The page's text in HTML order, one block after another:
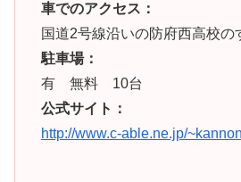
車でのアクセス：
国道2号線沿いの防府西高校の
駐車場：
有 無料 10台
公式サイト：
http://www.c-able.ne.jp/